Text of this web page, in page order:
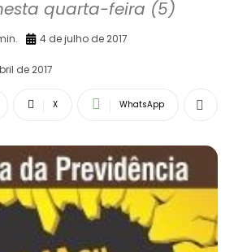
quarta-feira (5)
4 de julho de 2017
de 2017
X WhatsApp